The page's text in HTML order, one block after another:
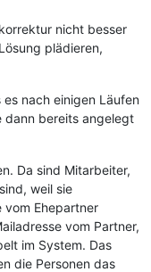
nicht besser
plädieren,
nach einigen Läufen
dann bereits angelegt
Da sind Mitarbeiter,
weil sie
vom Ehepartner
vom Partner,
im System. Das
die Personen das